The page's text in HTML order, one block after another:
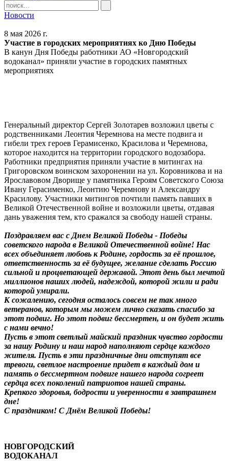
Новости
8 мая 2026 г.
Участие в городских мероприятиях ко Дню Победы
В канун Дня Победы работники АО «Новгородский
водоканал» приняли участие в городских памятных
мероприятиях
Генеральный директор Сергей Золотарев возложил цветы с
родственниками Леонтия Черемнова на месте подвига и
гибели трех героев Герамисенко, Красилова и Черемнова,
которое находится на территории городского водозабора.
Работники предприятия приняли участие в митингах на
Григоровском воинском захоронении на ул. Коровникова и на
Ярославовом Дворище у памятника Героям Советского Союза
Ивану Герасименко, Леонтию Черемнову и Александру
Красилову. Участники митингов почтили память павших в
Великой Отечественной войне и возложили цветы, отдавая
дань уважения тем, кто сражался за свободу нашей страны.
Поздравляем вас с Днем Великой Победы - Победы
советского народа в Великой Отечественной войне! Нас
всех объединяет любовь к Родине, гордость за её прошлое,
ответственность за её будущее, желание сделать Россию
сильной и процветающей державой. Этот день был мечтой
миллионов наших людей, надеждой, которой жили и ради
которой умирали.
К сожалению, сегодня осталось совсем не так много
ветеранов, которым мы можем лично сказать спасибо за
этот подвиг. Но этот подвиг бессмертен, и он будет жить
с нами вечно!
Пусть в этот светлый майский праздник чувство гордости
за нашу Родину и наш народ наполняют сердце каждого
жителя. Пусть в эти праздничные дни отступят все
тревоги, светлое настроение придет в каждый дом и
память о бессмертном подвиге нашего народа согреет
сердца всех поколений патриотов нашей страны.
Крепкого здоровья, бодрости и уверенности в завтрашнем
дне!
С праздником! С Днём Великой Победы!
НОВГОРОДСКИЙ
ВОДОКАНАЛ